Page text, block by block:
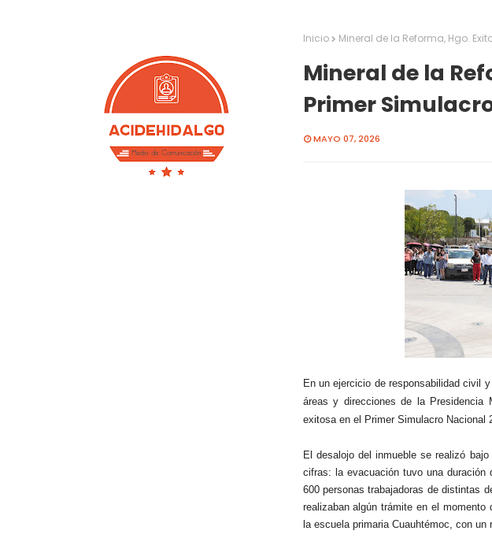
Inicio Mineral de la Reforma, Hgo.
Mineral de la
Primer
MAYO 07, 2026
En un ejercicio de responsabilidad civil
áreas y direcciones de la Presidencia
exitosa en el Primer Simulacro Nacional
El desalojo del inmueble se realizó
cifras: la evacuación tuvo una
600 personas trabajadoras de distintas
realizaban algún trámite en el
la escuela primaria Cuauhtémoc, con un